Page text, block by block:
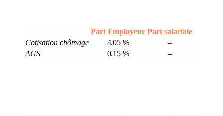
Part Employeur Part salariale
Cotisation chômage
4.05 %
–
AGS
0.15 % –